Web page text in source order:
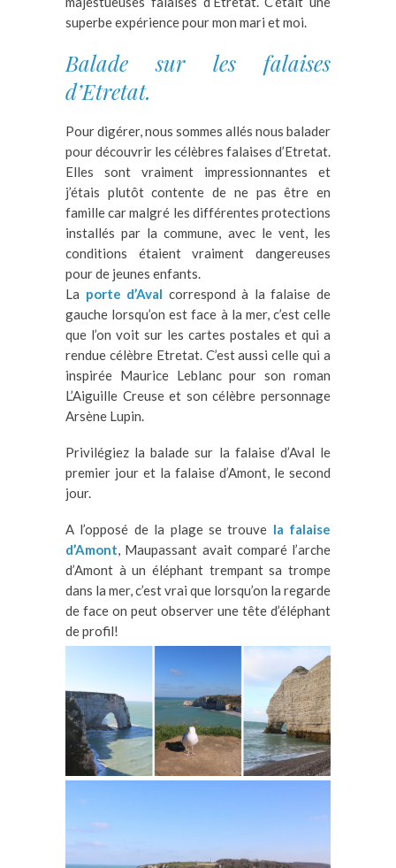
superbe expérience pour mon mari et moi.
Balade sur les falaises
d’Etretat.
Pour digérer, nous sommes allés nous balader
pour découvrir les célèbres falaises d’Etretat.
Elles sont vraiment impressionnantes et
j’étais plutôt contente de ne pas être en
famille car malgré les différentes protections
installés par la commune, avec le vent, les
conditions étaient vraiment dangereuses
pour de jeunes enfants.
La porte d’Aval correspond à la falaise de
gauche lorsqu’on est face à la mer, c’est celle
que l’on voit sur les cartes postales et qui a
rendue célèbre Etretat. C’est aussi celle qui a
inspirée Maurice Leblanc pour son roman
L’Aiguille Creuse et son célèbre personnage
Arsène Lupin.
Privilégiez la balade sur la falaise d’Aval le
premier jour et la falaise d’Amont, le second
jour.
A l’opposé de la plage se trouve la falaise
d’Amont , Maupassant avait comparé l’arche
d’Amont à un éléphant trempant sa trompe
dans la mer, c’est vrai que lorsqu’on la regarde
de face on peut observer une tête d’éléphant
de profil!